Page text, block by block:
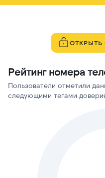
ОТКРЫТЬ
Рейтинг номера
Пользователи отметили
следующими тегами